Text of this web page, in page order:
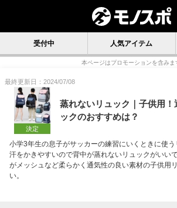
受付中 人気アイテム
本ページはプロモーションを含みま
最終更新日：2024/07/08
決定
蒸れないリュック｜子供用！
ックのおすすめは？
小学3年生の息子がサッカーの練習にいくときに使う
汗をかきやすいので背中が蒸れないリュックがいい
がメッシュなど柔らかく通気性の良い素材の子供用
い。